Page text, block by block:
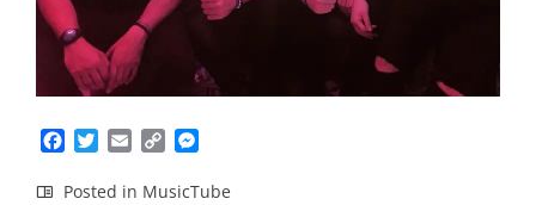
Facebook
TwitterEmailCopy
Posted in MusicTube